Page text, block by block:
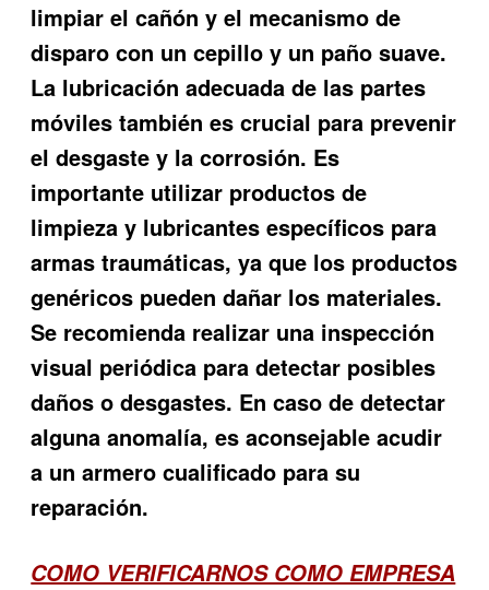
limpiar el cañón y el mecanismo de
disparo con un cepillo y un paño suave.
La lubricación adecuada de las partes
móviles también es crucial para prevenir
el desgaste y la corrosión. Es
importante utilizar productos de
limpieza y lubricantes específicos para
armas traumáticas, ya que los productos
genéricos pueden dañar los materiales.
Se recomienda realizar una inspección
visual periódica para detectar posibles
daños o desgastes. En caso de detectar
alguna anomalía, es aconsejable acudir
a un armero cualificado para su
reparación.
COMO VERIFICARNOS COMO EMPRESA